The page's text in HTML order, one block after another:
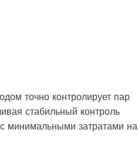
точно контролирует пар
стабильный контроль
минимальными затратами на